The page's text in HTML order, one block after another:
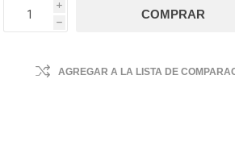
i
h
AGREGAR A LA LISTA DE